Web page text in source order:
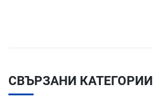
СВЪРЗАНИ КАТЕГОРИИ